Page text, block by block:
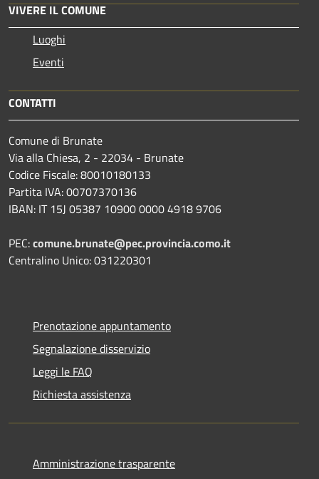
VIVERE IL COMUNE
Luoghi
Eventi
CONTATTI
Comune di Brunate
Via alla Chiesa, 2 - 22034 - Brunate
Codice Fiscale: 80010180133
Partita IVA: 00707370136
IBAN: IT 15J 05387 10900 0000 4918 9706
PEC:comune.brunate@pec.provincia.como.it
Centralino Unico: 031220301
Prenotazione appuntamento
Segnalazione disservizio
Leggi le FAQ
Richiesta assistenza
Amministrazione trasparente